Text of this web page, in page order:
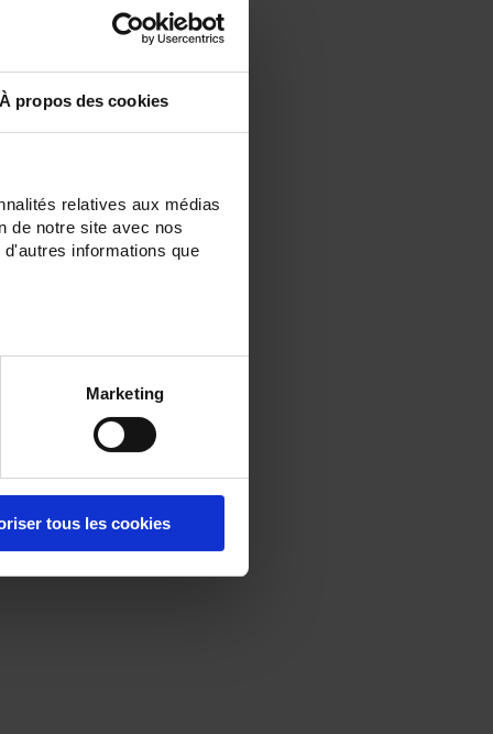
À propos des cookies
relatives aux médias
de notre site avec nos
informations que
Marketing
tous les cookies